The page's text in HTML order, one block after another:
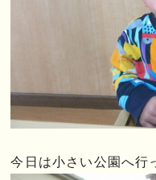
今日は小さい公園へ行